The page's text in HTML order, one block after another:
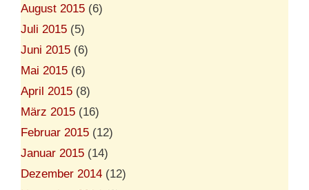
August 2015 (6)
Juli 2015 (5)
Juni 2015 (6)
Mai 2015 (6)
April 2015 (8)
März 2015 (16)
Februar 2015 (12)
Januar 2015 (14)
Dezember 2014 (12)